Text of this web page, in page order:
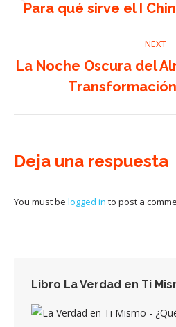
navigation
Para qué sirve el I
NEXT
Next
post:
La Noche Oscura del
Deja una respuesta
You must be logged in to post a
Libro La Verdad en Ti